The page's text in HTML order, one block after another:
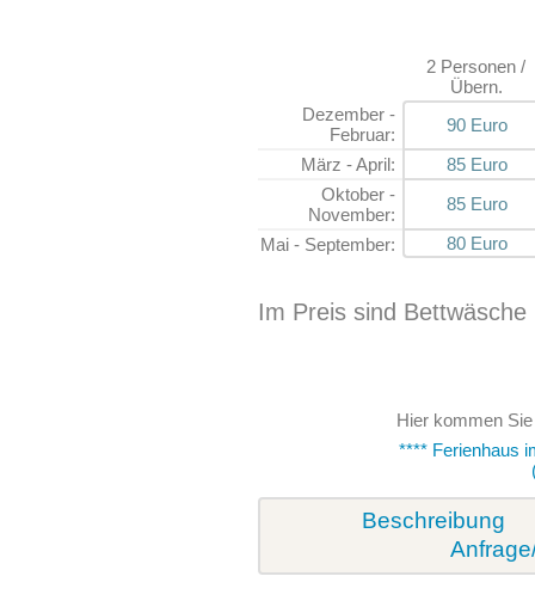
2 Perso­nen /
Übern.
Dezem­ber -
Februar:
90 Euro
März - April:
85 Euro
Okto­ber -
Novem­ber:
85 Euro
Mai - Septem­ber:
80 Euro
Im Preis sind
Hier kommen
**** Ferienhaus
Beschreibung